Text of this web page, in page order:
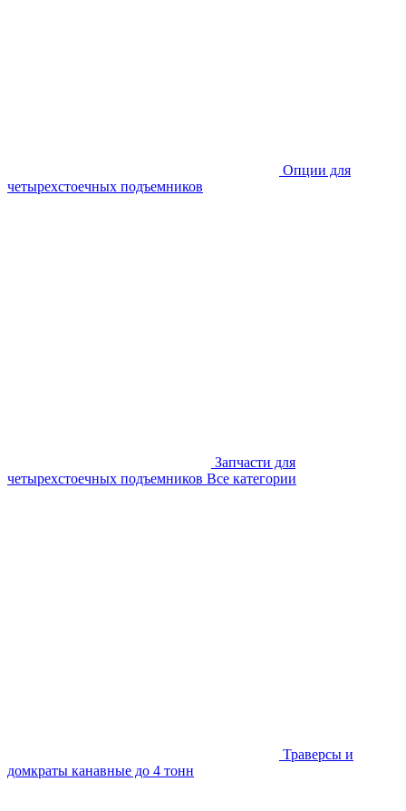
Опции для
четырехстоечных подъемников
Запчасти для
четырехстоечных подъемников Все категории
Траверсы и
домкраты канавные до 4 тонн